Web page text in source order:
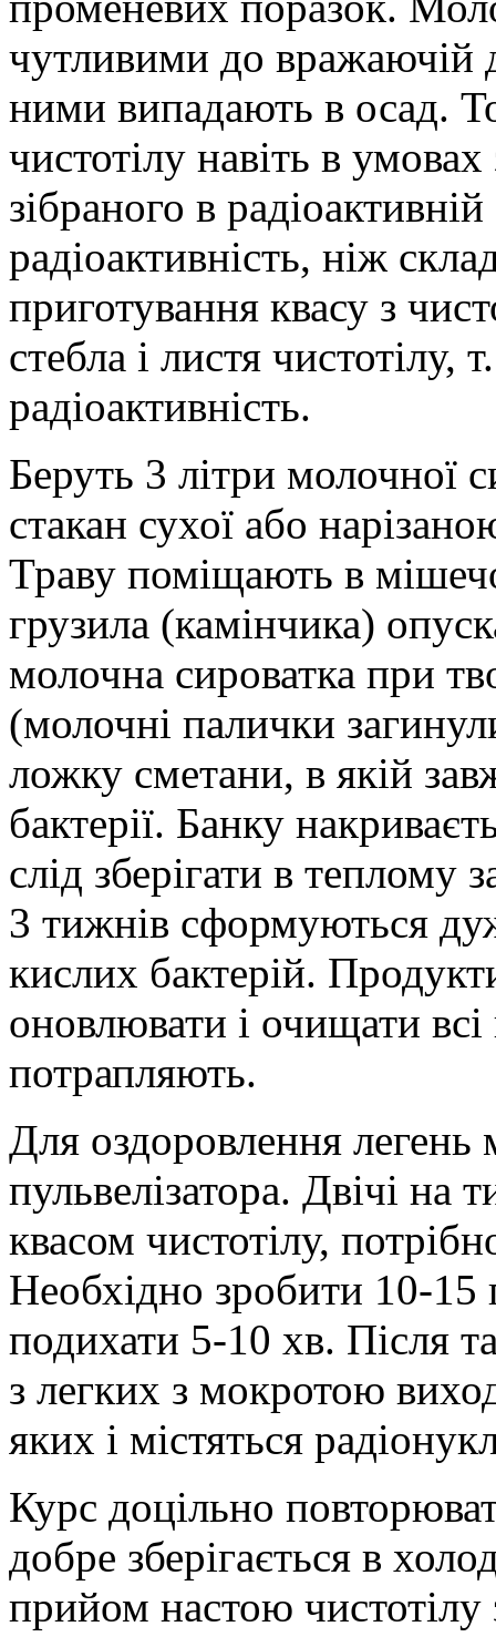
чутливими до вражаючій
ними випадають в осад.
чистотілу навіть в
зібраного в
радіоактивність, ніж
приготування квасу з
стебла і листя
радіоактивність.
Беруть 3 літри молочної
стакан сухої або
Траву поміщають в
грузила (камінчика)
молочна сироватка при
(молочні палички
ложку сметани, в якій
бактерії. Банку
слід зберігати в теплому
3 тижнів сформуються
кислих бактерій.
оновлювати і очищати
потрапляють.
Для оздоровлення
пульвелізатора. Двічі
квасом чистотілу,
Необхідно зробити 10-15
подихати 5-10 хв. Після
з легких з мокротою
яких і містяться
Курс доцільно
добре зберігається в
прийом настою